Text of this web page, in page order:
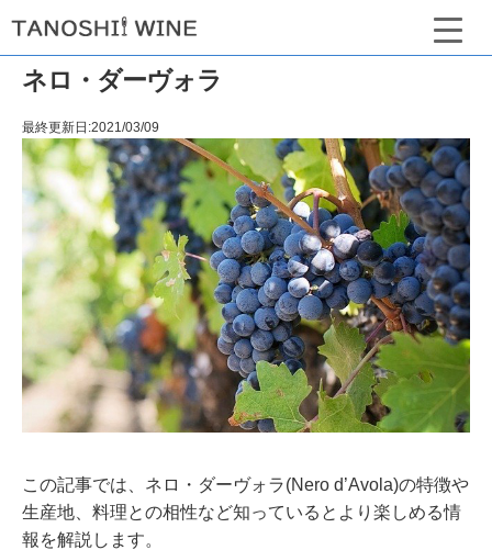
ネロ・ダーヴォラ
最終更新日:2021/03/09
この記事では、ネロ・ダーヴォラ(Nero d’Avola)の特徴や
生産地、料理との相性など知っているとより楽しめる情
報を解説します。